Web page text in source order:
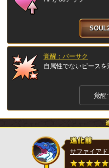
覚醒：バーサク
自属性でないピース
覚醒
サファイア